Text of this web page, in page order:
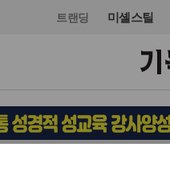
트랜딩 미셸스틸